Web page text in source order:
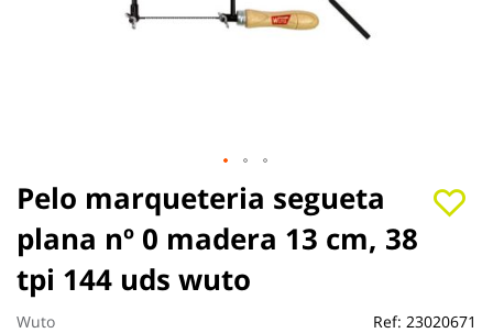
Pelo marqueteria segueta
plana nº 0 madera 13 cm, 38
tpi 144 uds wuto
Wuto Ref: 23020671
Saltar
al
comienzo
de
la
galería
de